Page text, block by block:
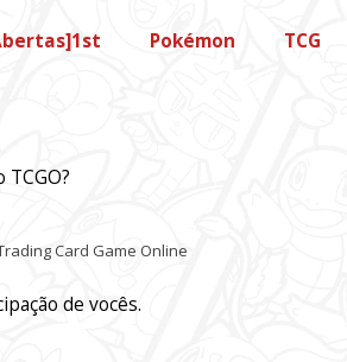
Pokémon TCG
TCGO?
Card Game Online
de vocês.